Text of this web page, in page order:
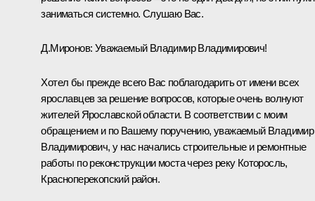
заниматься системно. Слушаю Вас.
Д.Миронов: Уважаемый Владимир Владимирович!
Хотел бы прежде всего Вас поблагодарить от имени всех
ярославцев за решение вопросов, которые очень волнуют
жителей Ярославской области. В соответствии с моим
обращением и по Вашему поручению, уважаемый Владимир
Владимирович, у нас начались строительные и ремонтные
работы по реконструкции моста через реку Которосль,
Красноперекопский район.